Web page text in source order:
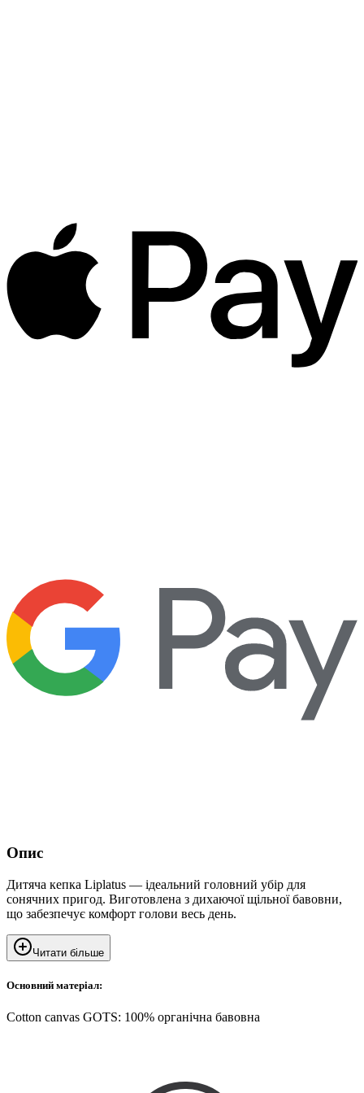
Опис
Дитяча кепка Liplatus — ідеальний головний убір для
сонячних пригод. Виготовлена з дихаючої щільної бавовни,
що забезпечує комфорт голови весь день.
Читати більше
Основний матеріал:
Cotton canvas GOTS: 100% органічна бавовна